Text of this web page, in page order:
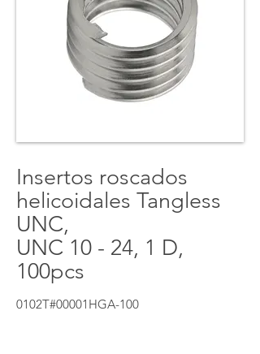
Insertos roscados
helicoidales Tangless
UNC,
UNC 10 - 24, 1 D,
100pcs
0102T#00001HGA-100